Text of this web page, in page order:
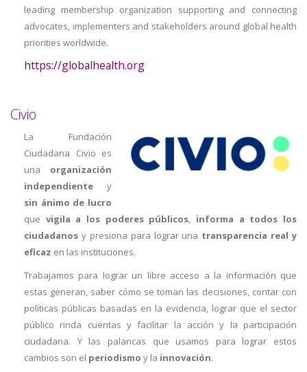
leading membership organization supporting and connecting
advocates, implementers and stakeholders around global health
priorities worldwide.
https://globalhealth.org
Civio
La Fundación
Ciudadana Civio es
una organización
independiente y
sin ánimo de lucro
que vigila a los poderes públicos, informa a todos los
ciudadanos y presiona para lograr una transparencia real y
eficaz en las instituciones.
Trabajamos para lograr un libre acceso a la información que
estas generan, saber cómo se toman las decisiones, contar con
políticas públicas basadas en la evidencia, lograr que el sector
público rinda cuentas y facilitar la acción y la participación
ciudadana. Y las palancas que usamos para lograr estos
cambios son el periodismo y la innovación.